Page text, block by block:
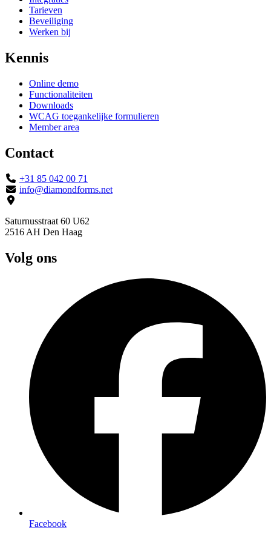
Tarieven
Beveiliging
Werken bij
Kennis
Online demo
Functionaliteiten
Downloads
WCAG toegankelijke formulieren
Member area
Contact
+31 85 042 00 71
info@diamondforms.net
Saturnusstraat 60 U62
2516 AH Den Haag
Volg ons
Facebook